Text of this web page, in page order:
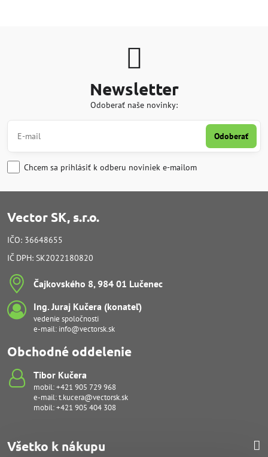
Newsletter
Odoberať naše novinky:
Odoberať
Chcem sa prihlásiť k odberu noviniek e-mailom
Vector SK, s.r.o.
IČO: 36648655
IČ DPH: SK2022180820
Čajkovského 8, 984 01 Lučenec
Ing​. Juraj Kučera (konateľ)
vedenie spoločnosti
e-mail: info@vectorsk.sk
Obchodné oddelenie
Tibor Kučera
mobil:+421 905 729 968
e-mail:t.kucera@vectorsk.sk
mobil:+421 905 404 308
Všetko k nákupu